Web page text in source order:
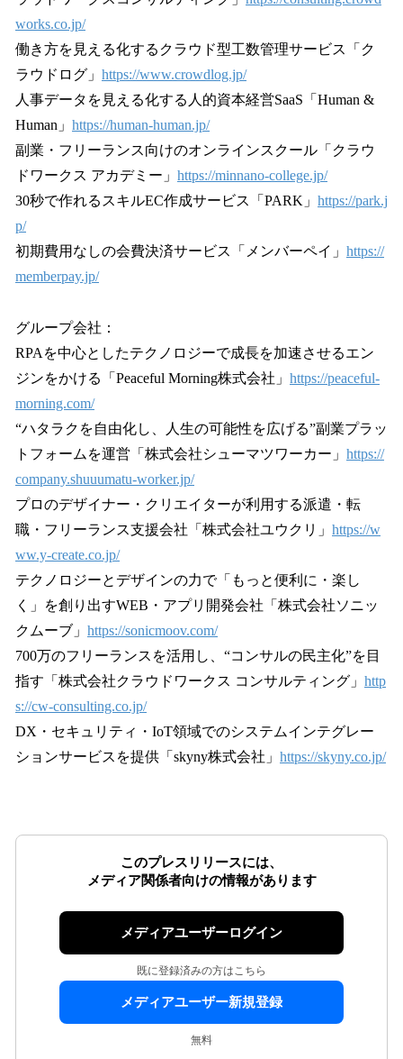
works.co.jp/
働き方を見える化するクラウド型工数管理サービス「ク
ラウドログ」 https://www.crowdlog.jp/
人事データを見える化する人的資本経営SaaS「Human &
Human」 https://human-human.jp/
副業・フリーランス向けのオンラインスクール「クラウ
ドワークス アカデミー」 https://minnano-college.jp/
30秒で作れるスキルEC作成サービス「PARK」 https://park.j
p/
初期費用なしの会費決済サービス「メンバーペイ」 https://
memberpay.jp/
グループ会社：
RPAを中心としたテクノロジーで成長を加速させるエン
ジンをかける「Peaceful Morning株式会社」 https://peaceful-
morning.com/
“ハタラクを自由化し、人生の可能性を広げる”副業プラッ
トフォームを運営「株式会社シューマツワーカー」 https://
company.shuuumatu-worker.jp/
プロのデザイナー・クリエイターが利用する派遣・転
職・フリーランス支援会社「株式会社ユウクリ」 https://w
ww.y-create.co.jp/
テクノロジーとデザインの力で「もっと便利に・楽し
く」を創り出すWEB・アプリ開発会社「株式会社ソニッ
クムーブ」 https://sonicmoov.com/
700万のフリーランスを活用し、“コンサルの民主化”を目
指す「株式会社クラウドワークス コンサルティング」 http
s://cw-consulting.co.jp/
DX・セキュリティ・IoT領域でのシステムインテグレー
ションサービスを提供「skyny株式会社」 https://skyny.co.jp/
このプレスリリースには、
メディア関係者向けの情報があります
メディアユーザーログイン
既に登録済みの方はこちら
メディアユーザー新規登録
無料